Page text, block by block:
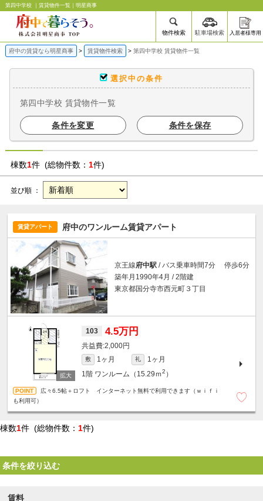
第四中学校 ｜賃貸物件一覧｜明星商事
物件検索 駐車場検索 入居者様専用
府中の賃貸なら明星商事 賃貸物件検索 第四中学校 賃貸物件一覧
選択中の条件
第四中学校 賃貸物件一覧
条件を変更 条件を保存
棟数1件 (総物件数： 1件)
並び順 ：
賃貸アパート 府中のワンルーム賃貸アパート
京王線府中駅 / バス乗車時間7分 停歩6分
築年月1990年4月 / 2階建
東京都国分寺市西元町３丁目
103 4.5万円
2,000円
敷 1ヶ月 礼
1ヶ月
1階 ワンルーム（15.29ｍ2 ）
広々6.5帖＋ロフト インターネット無料で利用できます（ｗｉｆｉ
も利用可）
棟数1件 (総物件数： 1件)
条件を絞り込む
賃料